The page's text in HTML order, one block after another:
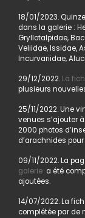
18/01/2023.
dans la galerie :
Gryllotalpidae,
Veliidae, Issidae,
Incurvariidae,
29/12/2022. La
plusieurs
25/11/2022. Une
venues s’ajouter
2000 photos
d’arachnides pour
09/11/2022. La
galerie a été
ajoutées.
14/07/2022. La
complétée par de